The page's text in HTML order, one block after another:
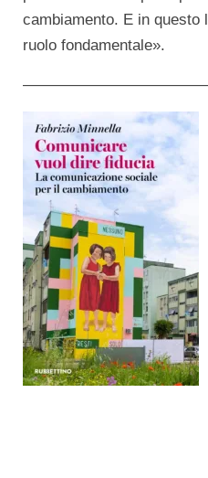
cambiamento. E in questo
ruolo fondamentale».